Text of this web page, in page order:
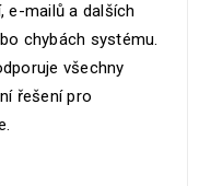
e-mailů a dalších
chybách systému.
všechny
řešení pro